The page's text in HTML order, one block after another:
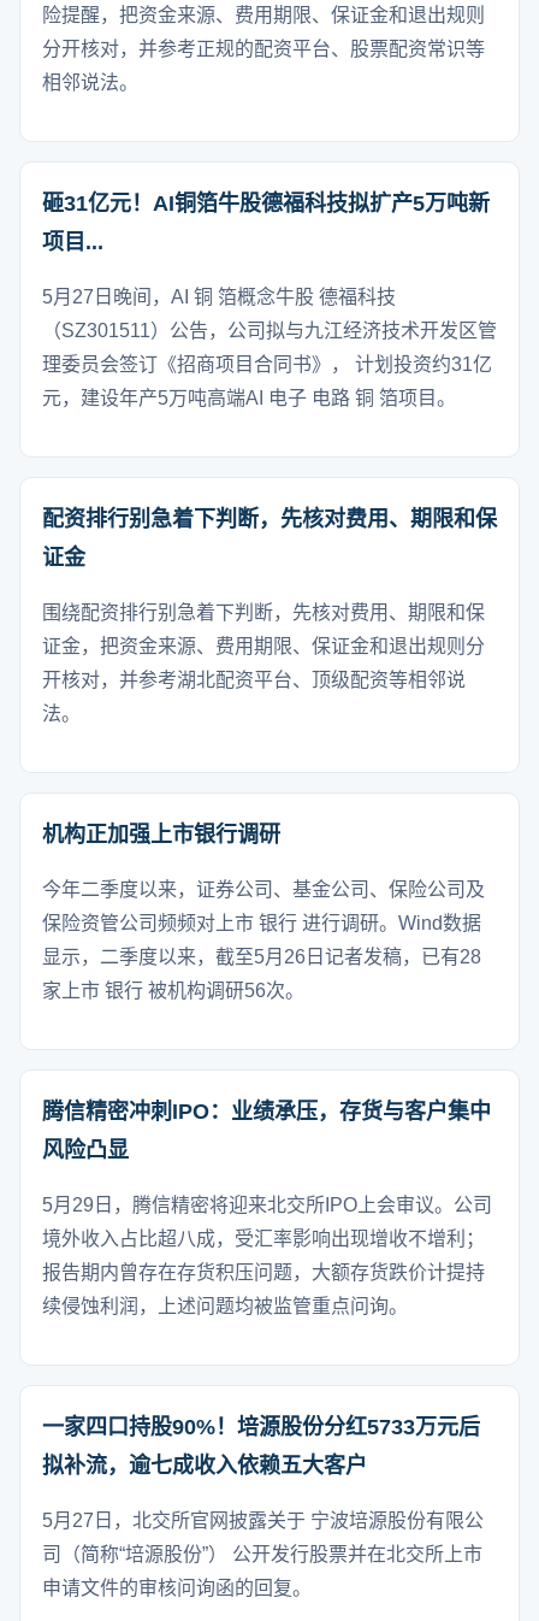
险提醒，把资金来源、费用期限、保证金和退出规则
分开核对，并参考正规的配资平台、股票配资常识等
相邻说法。
砸31亿元！AI铜箔牛股德福科技拟扩产5万吨新
项目...
5月27日晚间，AI 铜 箔概念牛股 德福科技
（SZ301511）公告，公司拟与九江经济技术开发区管
理委员会签订《招商项目合同书》， 计划投资约31亿
元，建设年产5万吨高端AI 电子 电路 铜 箔项目。
配资排行别急着下判断，先核对费用、期限和保
证金
围绕配资排行别急着下判断，先核对费用、期限和保
证金，把资金来源、费用期限、保证金和退出规则分
开核对，并参考湖北配资平台、顶级配资等相邻说
法。
机构正加强上市银行调研
今年二季度以来，证券公司、基金公司、保险公司及
保险资管公司频频对上市 银行 进行调研。Wind数据
显示，二季度以来，截至5月26日记者发稿，已有28
家上市 银行 被机构调研56次。
腾信精密冲刺IPO：业绩承压，存货与客户集中
风险凸显
5月29日，腾信精密将迎来北交所IPO上会审议。公司
境外收入占比超八成，受汇率影响出现增收不增利；
报告期内曾存在存货积压问题，大额存货跌价计提持
续侵蚀利润，上述问题均被监管重点问询。
一家四口持股90%！培源股份分红5733万元后
拟补流，逾七成收入依赖五大客户
5月27日，北交所官网披露关于 宁波培源股份有限公
司（简称“培源股份”） 公开发行股票并在北交所上市
申请文件的审核问询函的回复。